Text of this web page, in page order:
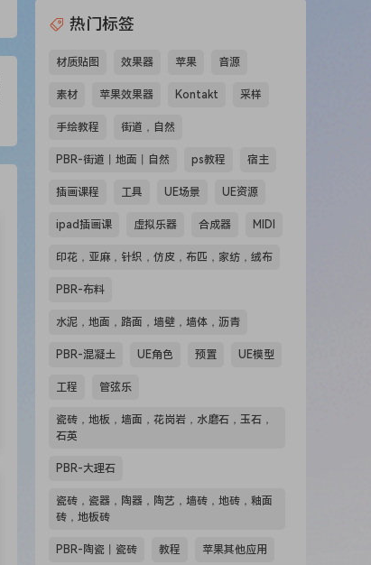
热门标签
材质贴图 效果器 苹果 音源
素材 苹果效果器 Kontakt 采样
手绘教程 街道，自然
PBR-街道丨地面丨自然 ps教程 宿主
插画课程 工具 UE场景 UE资源
ipad插画课 虚拟乐器 合成器 MIDI
印花，亚麻，针织，仿皮，布匹，家纺，绒布
PBR-布料
水泥，地面，路面，墙壁，墙体，沥青
PBR-混凝土 UE角色 预置 UE模型
工程 管弦乐
瓷砖，地板，墙面，花岗岩，水磨石，玉石，
石英
PBR-大理石
瓷砖，瓷器，陶器，陶艺，墙砖，地砖，釉面
砖，地板砖
PBR-陶瓷丨瓷砖 教程 苹果其他应用